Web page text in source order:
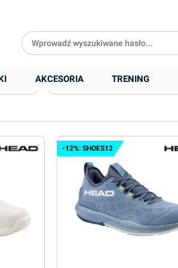
AKCESORIA TRENING
Rozmiar
-12%: SHOES12